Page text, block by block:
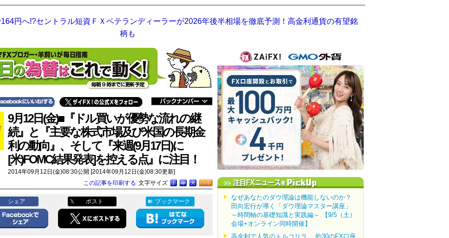
円へ!?セントラル短資ＦＸベテランディーラーが2026年後半相場を徹底予測！高金利通貨の有望銘
柄も
9月12日(金)■『ドル買いが優勢な流れの継
続』と『主要な株式市場及び米国の長期金
利の動向』、そして『来週(9月17日)に
[米)FOMC結果発表]を控える点』に注目！
2014年09月12日(金)08:30公開 [2014年09月12日(金)08:30更新]
文字サイズ
この記事を印刷する
シェア ポスト ブックマーク
なぜあなたのダウ理論は機能しないのか？
田向宏行が導く「ダウ理論マスター講座」
～時間軸の基礎知識と実践編～ 【9/5（土）
会場+オンライン同時開催】
高金利で人気のトルコリラ。 約30のFX口座